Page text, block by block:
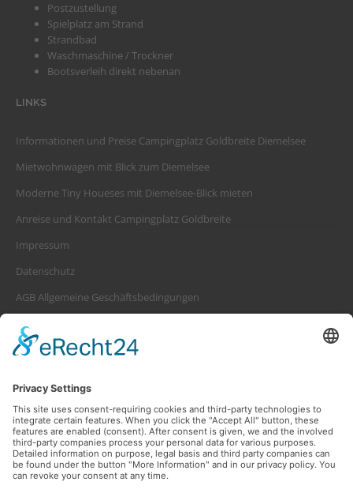
Postzustellung
Spielplatz am Strand
Strandbad
Waschmaschine / Trockner
Bootsverleih direkt nebenan
LINKS
Informationen und Preise Campingplatz Goldbreite Diemelsee
Mietwohnwagen mit Blick zum Diemelsee
Moderne Tiny Houeses mit Diemelsee-Blick mieten
Anreise und Kontakt Campingplatz Goldbreite
Impressum
Datenschutz
AGB Allgemeine Geschäftsbedingungen
Platzordnung Campingplatz Goldbreite